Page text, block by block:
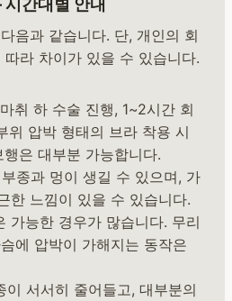
음과 같습니다. 단, 개인의 회
라 차이가 있을 수 있습니다.
취 하 수술 진행, 1~2시간 회
위 압박 형태의 브라 착용 시
은 대부분 가능합니다.
종과 멍이 생길 수 있으며, 가
한 느낌이 있을 수 있습니다.
가능한 경우가 많습니다. 무리
에 압박이 가해지는 동작은
서서히 줄어들고, 대부분의